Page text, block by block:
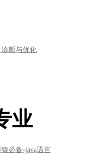
断与优化
业
必备-java语言